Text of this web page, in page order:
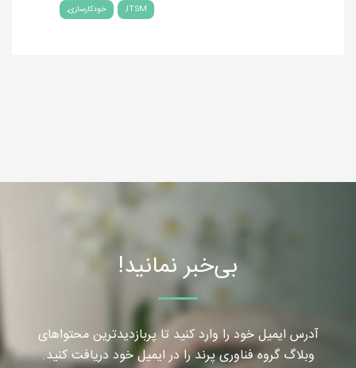
ITSM خودکارسازی
بی‌خبر نمانید!
آدرس ایمیل خود را وارد کنید تا پربازدیدترین محتواهای
وبلاگ گروه فناوری پرند را در ایمیل خود دریافت کنید.